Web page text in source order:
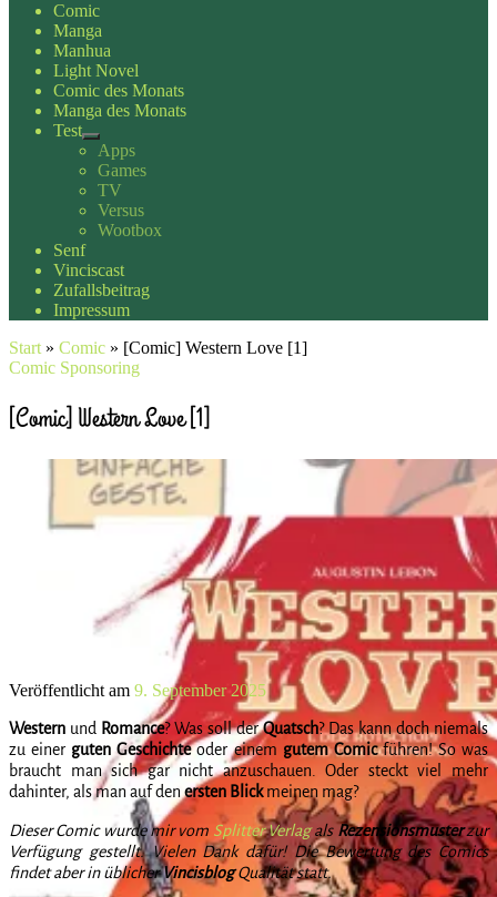
Comic
Manga
Manhua
Light Novel
Comic des Monats
Manga des Monats
Test
Apps
Games
TV
Versus
Wootbox
Senf
Vinciscast
Zufallsbeitrag
Impressum
Start » Comic » [Comic] Western Love [1]
Comic Sponsoring
[Comic] Western Love [1]
Veröffentlicht am 9. September 2025
Western und Romance? Was soll derQuatsch? Das kann doch niemals
zu einer guten Geschichteoder einem gutem Comicführen! So was
braucht man sich gar nicht anzuschauen. Oder steckt viel mehr
dahinter, als man auf denersten Blickmeinen mag?
Dieser Comic wurde mir vom Splitter Verlagals Rezensionsmusterzur
Verfügung gestellt. Vielen Dank dafür! Die Bewertung des Comics
findet aber in üblicherVincisblogQualität statt.